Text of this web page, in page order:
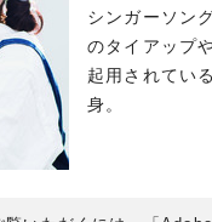
シンガーソン
のタイアップ
起用されてい
身。